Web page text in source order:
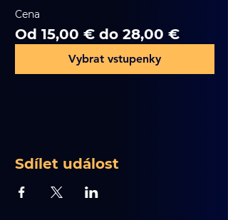
Cena
Od 15,00 € do 28,00 €
Vybrat vstupenky
Sdílet událost